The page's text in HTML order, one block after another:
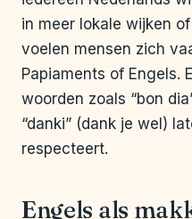
in meer lokale wijken
voelen mensen zich
Papiaments of Engels.
woorden zoals “bon
“danki” (dank je wel)
respecteert.
Engels als